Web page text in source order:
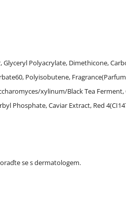
Glyceryl Polyacrylate, Dimethicone,
Polyisobutene,
xylinum/Black Tea Ferment,
Phosphate, Caviar Extract, Red
se s dermatologem.